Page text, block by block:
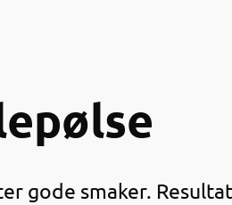
gode smaker.